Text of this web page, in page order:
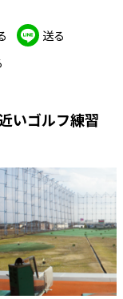
送る
いゴルフ練習